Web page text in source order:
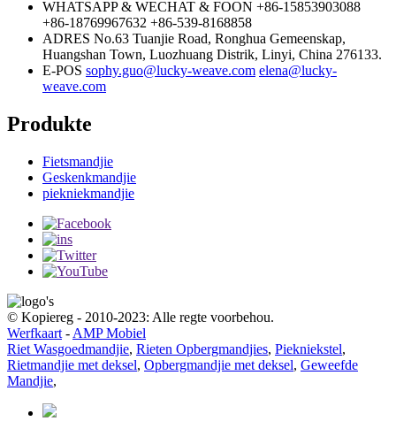
WHATSAPP & WECHAT & FOON +86-15853903088
+86-18769967632 +86-539-8168858
ADRES No.63 Tuanjie Road, Ronghua Gemeenskap,
Huangshan Town, Luozhuang Distrik, Linyi, China 276133.
E-POS sophy.guo@lucky-weave.com elena@lucky-
weave.com
Produkte
Fietsmandjie
Geskenkmandjie
piekniekmandjie
© Kopiereg - 2010-2023: Alle regte voorbehou.
Werfkaart - AMP Mobiel
Riet Wasgoedmandjie, Rieten Opbergmandjies, Piekniekstel,
Rietmandjie met deksel, Opbergmandjie met deksel, Geweefde
Mandjie,